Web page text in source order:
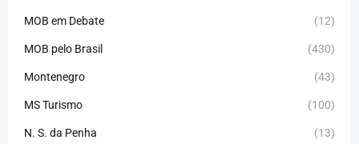
MOB em Debate (12)
MOB pelo Brasil (430)
Montenegro (43)
MS Turismo (100)
N. S. da Penha (13)